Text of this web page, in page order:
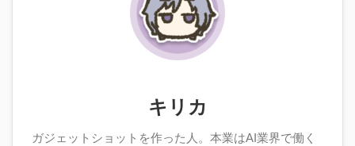
キリカ
ガジェットショットを作った人。本業はAI業界で働く